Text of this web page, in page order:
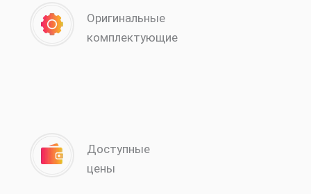
Оригинальные
комплектующие
Доступные
цены